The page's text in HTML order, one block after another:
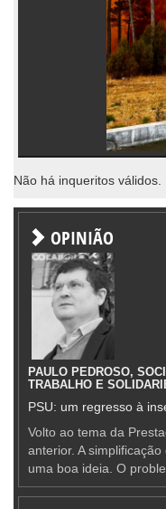
Não há inqueritos válidos.
OPINIÃO
PAULO PEDROSO,
TRABALHO E
PSU: um regresso à
Volto ao tema da
anterior. A
uma boa ideia. O